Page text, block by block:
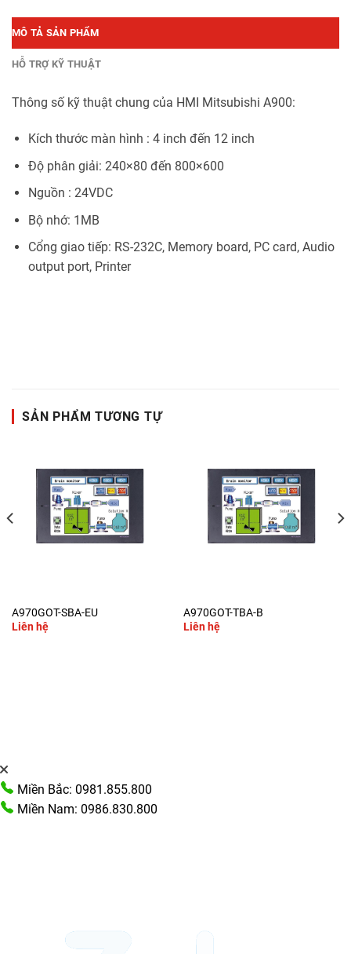
MÔ TẢ SẢN PHẨM
HỖ TRỢ KỸ THUẬT
Thông số kỹ thuật chung của HMI Mitsubishi A900:
Kích thước màn hình : 4 inch đến 12 inch
Độ phân giải: 240×80 đến 800×600
Nguồn : 24VDC
Bộ nhớ: 1MB
Cổng giao tiếp: RS-232C, Memory board, PC card, Audio
output port, Printer
SẢN PHẨM TƯƠNG TỰ
A970GOT-SBA-EU
Liên hệ
A970GOT-TBA-B
Liên hệ
Miền Bắc: 0981.855.800
Miền Nam: 0986.830.800